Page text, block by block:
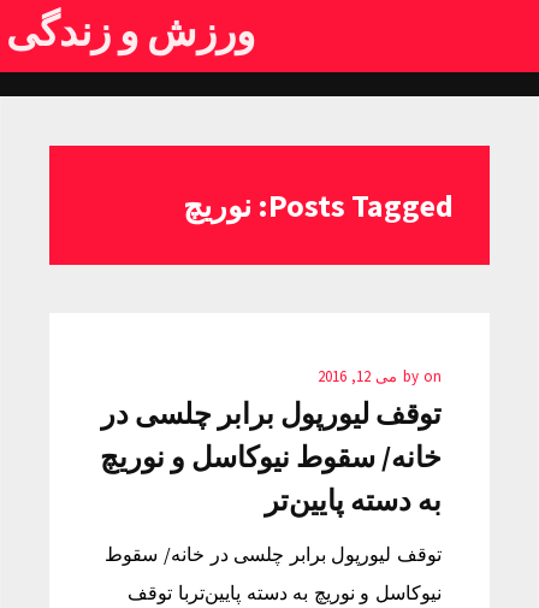
ورزش و زندگی
Posts Tagged: نوریچ
by on می 12, 2016
توقف لیورپول برابر چلسی در
خانه/ سقوط نیوکاسل و نوریچ
به دسته پایین‌تر
توقف لیورپول برابر چلسی در خانه/ سقوط
نیوکاسل و نوریچ به دسته پایین‌تربا توقف